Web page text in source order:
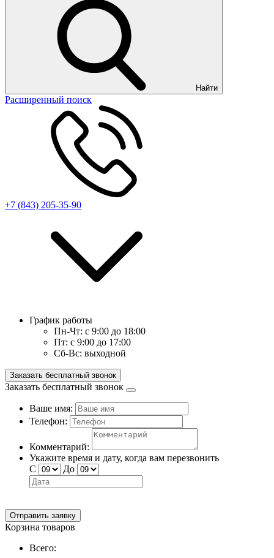
Найти
Расширенный поиск
+7 (843) 205-35-90
График работы
Пн-Чт: с 9:00 до 18:00
Пт: с 9:00 до 17:00
Сб-Вс: выходной
Заказать бесплатный звонок
Заказать бесплатный звонок
Ваше имя:
Телефон:
Комментарий:
Укажите время и дату, когда вам перезвонить
С
До
Отправить заявку
Корзина товаров
Всего: